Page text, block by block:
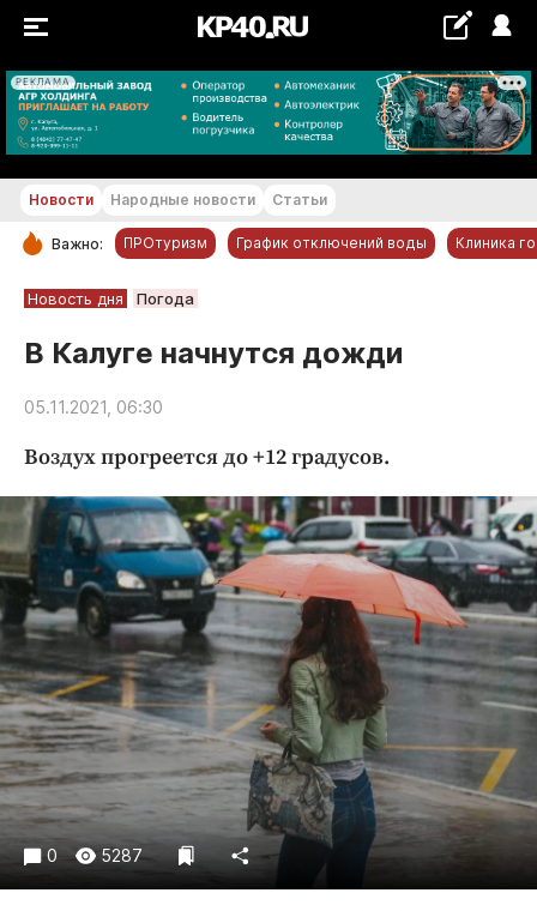
РЕКЛАМА
+18...+19 °С
РУБРИКИ
Новости компаний
Статьи
Народные новости
Благоустройство
Криминал
Культура
Недвижимость и ЖКХ
Образование
Общество
Погода
Праздники
Происшествия
Спорт
Экономика и бизнес
Новости Народные новости Статьи
Важно: ПРОтуризм График отключений воды Клиника
Новость дня Погода
В Калуге начнутся дожди
05.11.2021, 06:30
Воздух прогреется до +12 градусов.
0 5287